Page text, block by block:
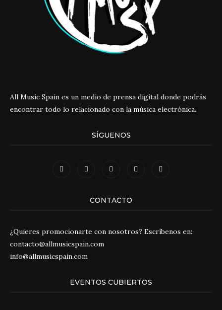
All Music Spain es un medio de prensa digital donde podrás
encontrar todo lo relacionado con la música electrónica.
SÍGUENOS
CONTACTO
¿Quieres promocionarte con nosotros? Escríbenos en:
contacto@allmusicspain.com
info@allmusicspain.com
EVENTOS CUBIERTOS